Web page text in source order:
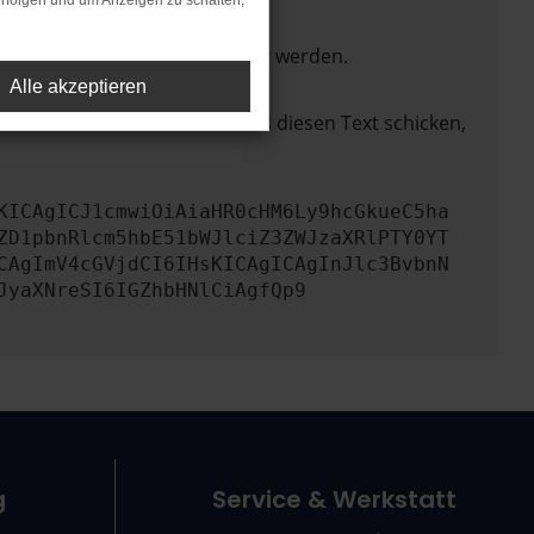
nicht mehr unterstützt werden.
zu beheben. Du kannst uns diesen Text schicken,
Service & Werkstatt
Alle akzeptieren